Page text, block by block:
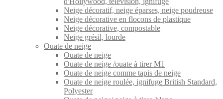
Neige décoratif, neige éparses, neige poudreuse
Neige décorative en flocons de plastique
Neige décorative, compostable
Neige grésil, lourde
Ouate de neige
Ouate de neige
Ouate de neige /ouate à tirer M1
Ouate de neige comme tapis de neige
Ouate de neige roulée, ignifuge British Standard,
Polyester